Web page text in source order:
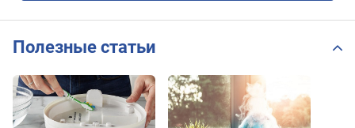
Полезные статьи